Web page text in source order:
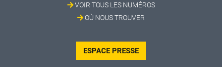
VOIR TOUS LES NUMÉROS
OÙ NOUS TROUVER
ESPACE PRESSE